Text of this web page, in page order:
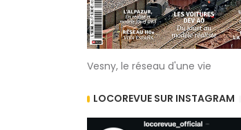
Vesny, le réseau d'une vie
LOCOREVUE SUR INSTAGRAM